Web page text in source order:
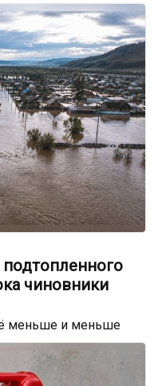
чиновники
меньше и меньше